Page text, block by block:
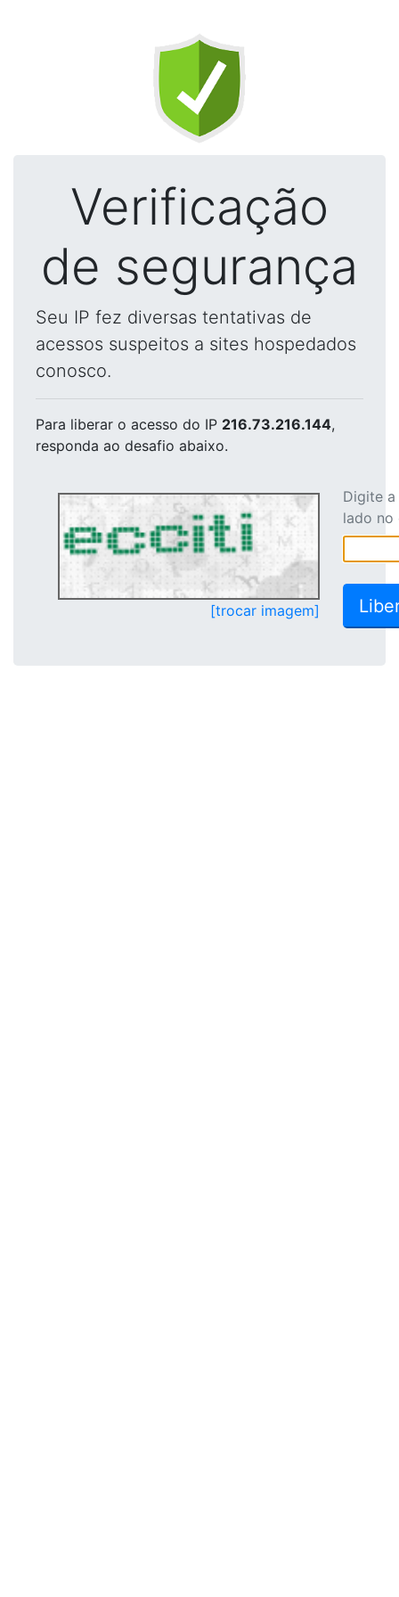
Verificação
de segurança
Seu IP fez diversas tentativas de
acessos suspeitos a sites hospedados
conosco.
Para liberar o acesso do IP 216.73.216.144,
responda ao desafio abaixo.
[trocar imagem]
Digite
lado no